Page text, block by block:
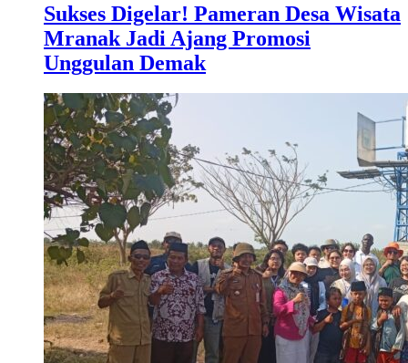
Sukses Digelar! Pameran Desa Wisata
Mranak Jadi Ajang Promosi
Unggulan Demak